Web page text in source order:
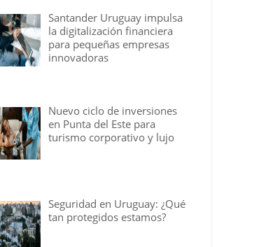
Santander Uruguay impulsa
la digitalización financiera
para pequeñas empresas
innovadoras
Nuevo ciclo de inversiones
en Punta del Este para
turismo corporativo y lujo
Seguridad en Uruguay: ¿Qué
tan protegidos estamos?